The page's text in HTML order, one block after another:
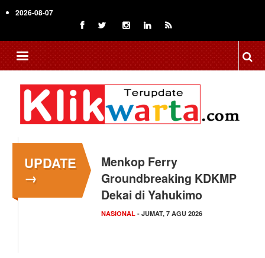
to
content
2026-08-07
UPDATE
→
Menkop Ferry
Groundbreaking KDKMP
Dekai di Yahukimo
NASIONAL - JUMAT, 7 AGU 2026